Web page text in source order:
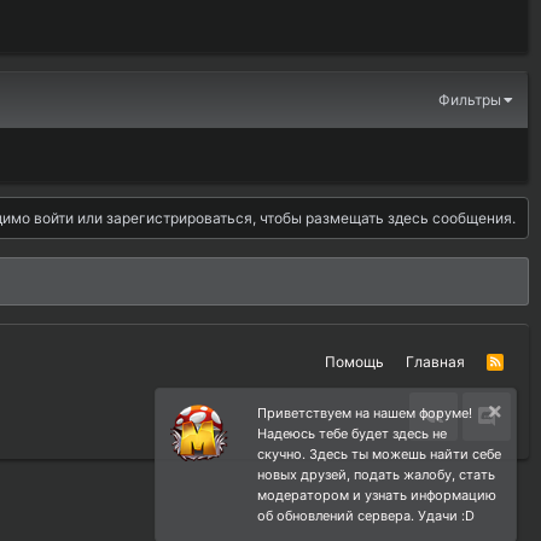
Фильтры
войти или зарегистрироваться, чтобы размещать здесь сообщения.
Помощь Главная
R
S
Приветствуем на нашем форуме!
Надеюсь тебе будет здесь не
скучно. Здесь ты можешь найти себе
новых друзей, подать жалобу, стать
модератором и узнать информацию
об обновлений сервера. Удачи :D